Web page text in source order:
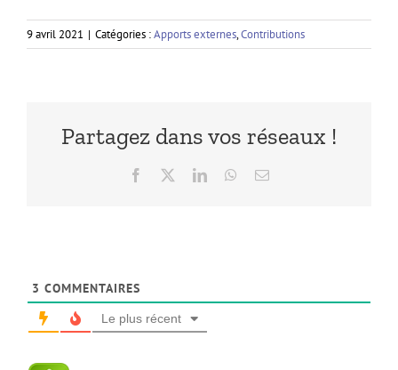
9 avril 2021 | Catégories :Apports externes,Contributions
Partagez dans vos réseaux !
Facebook LinkedInWhatsApp
Email
3 COMMENTAIRES
Le plus récent